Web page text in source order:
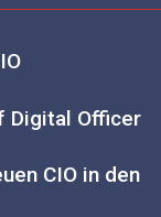
Digital Officer
CIO in den